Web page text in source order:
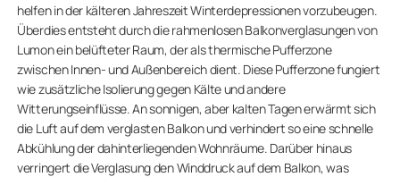
helfen in der kälteren Jahreszeit Winterdepressionen vorzubeugen.
Überdies entsteht durch die rahmenlosen Balkonverglasungen von
Lumon ein belüfteter Raum, der als thermische Pufferzone
zwischen Innen- und Außenbereich dient. Diese Pufferzone fungiert
wie zusätzliche Isolierung gegen Kälte und andere
Witterungseinflüsse. An sonnigen, aber kalten Tagen erwärmt sich
die Luft auf dem verglasten Balkon und verhindert so eine schnelle
Abkühlung der dahinterliegenden Wohnräume. Darüber hinaus
verringert die Verglasung den Winddruck auf dem Balkon, was